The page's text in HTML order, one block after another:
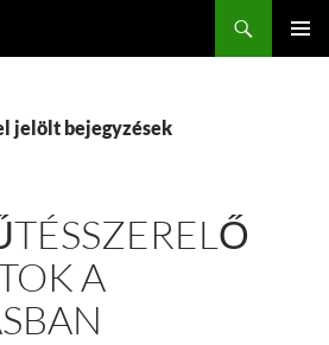
jelölt bejegyzések
A